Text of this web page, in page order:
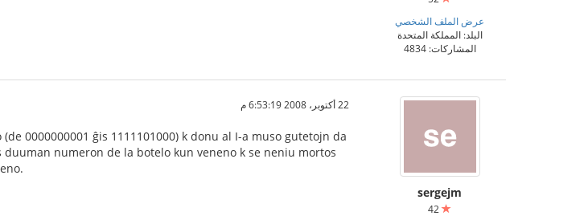
عرض الملف الشخصي
البلد: المملكة المتحدة
المشاركات: 4834
sergejm
22 أكتوبر، 2008 6:53:19 م
0000000001 ĝis 1111101000) k donu al I-a muso gutetojn da
numeron de la botelo kun veneno k se neniu mortos